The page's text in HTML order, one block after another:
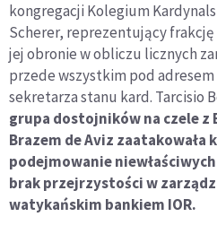
kongregacji Kolegium
Scherer, reprezentujący frakcję
jej obronie w obliczu licznych
przede wszystkim pod
sekretarza stanu kard. Tarcisio
grupa dostojników na czele z
Brazem de Aviz zaatakowała
podejmowanie
brak przejrzystości w
watykańskim bankiem IOR.